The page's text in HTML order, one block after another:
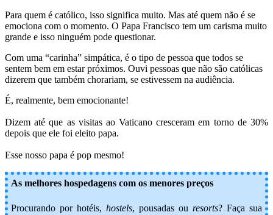
Para quem é católico, isso significa muito. Mas até quem não é se
emociona com o momento. O Papa Francisco tem um carisma muito
grande e isso ninguém pode questionar.
Com uma “carinha” simpática, é o tipo de pessoa que todos se
sentem bem em estar próximos. Ouvi pessoas que não são católicas
dizerem que também chorariam, se estivessem na audiência.
É, realmente, bem emocionante!
Dizem até que as visitas ao Vaticano cresceram em torno de 30%
depois que ele foi eleito papa.
Esse nosso papa é pop mesmo!
As melhores hospedagens com os menores preços
Procurando por hotéis, hostels, pousadas ou resorts? Faça sua